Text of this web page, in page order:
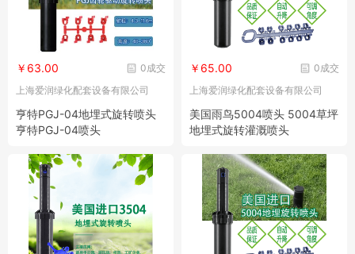
0成交
￥63.00
上海爱润绿化配套设备有限公司
亨特PGJ-04地埋式旋转喷头
亨特PGJ-04喷头
0成交
￥65.00
上海爱润绿化配套设备有限公司
美国雨鸟5004喷头 5004草坪
地埋式旋转灌溉喷头